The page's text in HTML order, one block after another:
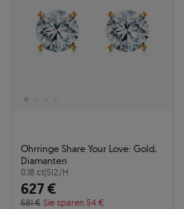
Ohrringe Share Your Love: Gold,
Diamanten
0.18 ct|SI2/H
627 €
681 € Sie sparen 54 €